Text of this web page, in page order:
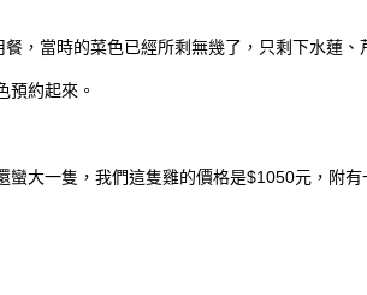
，當時的菜色已經所剩無幾了，只剩下水蓮、
預約起來。
大一隻，我們這隻雞的價格是$1050元，附有